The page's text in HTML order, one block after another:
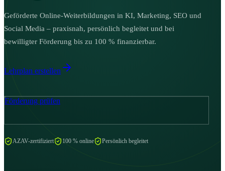
Geförderte Online-Weiterbildungen in KI, Marketing, SEO und
Social Media – praxisnah, persönlich begleitet und bei
bewilligter Förderung bis zu 100 % finanzierbar.
Lehrplan erstellen
Förderung prüfen
AZAV-zertifiziert 100 % online Persönlich begleitet